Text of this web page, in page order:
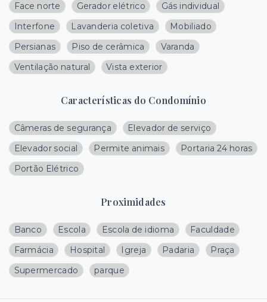
Face norte
Gerador elétrico
Gás individual
Interfone
Lavanderia coletiva
Mobiliado
Persianas
Piso de cerâmica
Varanda
Ventilação natural
Vista exterior
Características do Condomínio
Câmeras de segurança
Elevador de serviço
Elevador social
Permite animais
Portaria 24 horas
Portão Elétrico
Proximidades
Banco Escola Escola de idioma
Faculdade
Farmácia
Hospital Igreja Padaria
Praça
Supermercado
parque